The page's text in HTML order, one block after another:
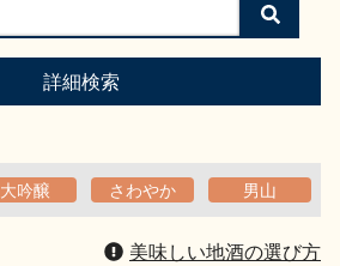
検
索
す
詳細検索
大吟醸 さわやか 男山
美味しい地酒の選び方